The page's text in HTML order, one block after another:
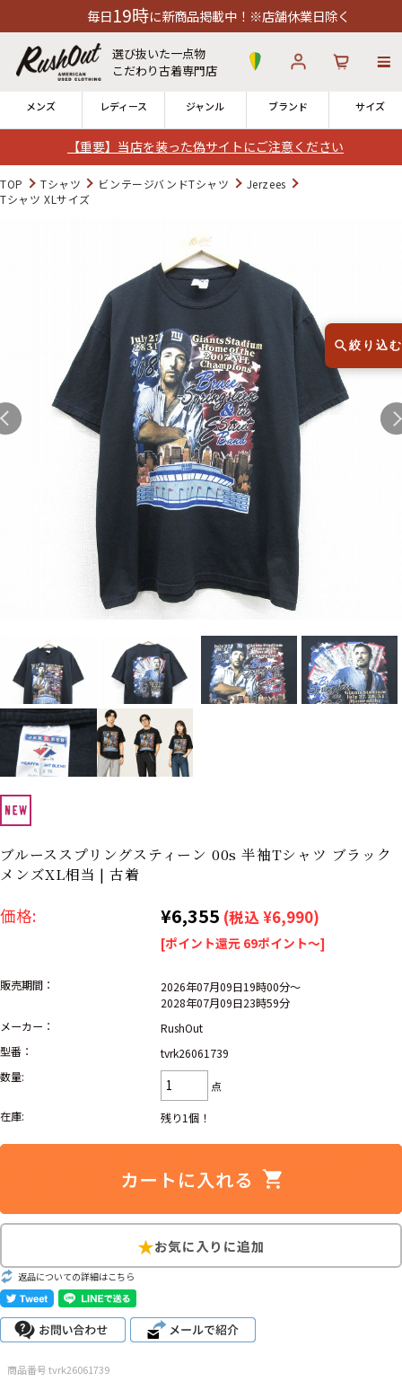
【重要】当店を装った偽サイトにご注意ください
に新商品掲載中！※店舗休業日除く
選び抜いた一点物
こだわり古着専門店
メンズ レディース ジャンル ブランド サイズ
ログイン
発送について 12時までのご注文で当日出荷！
※対応不可：日祝、長期休暇、セール
Search by Hotword今週のHOTワード（7/29〜8/4）
Tシャツ USA製 2 映画 3 ミリタリー
大きいサイズ
Search by Brand ブランドから探す
ス
チャンピオン
パタゴニア
カーハート
アディダス
ア行 カ行 サ行
タ行
スウェット
半袖シャツ
レディース
Search by Particularこだわりから探す
Search by Sizeサイズから探す（メンズ）
ジャケット XS S M
TOP Tシャツ ビンテージバンドTシャツ
Jerzees
Tシャツ XLサイズ
ブルーススプリングスティーン 00s 半袖Tシャツ ブラック
メンズXL相当 | 古着
価格: ¥6,355 (税込 ¥6,990)
[ポイント還元 69ポイント～]
販売期間：
2026年07月09日19時00分～
2028年07月09日23時59分
メーカー：
RushOut
型番：
tvrk26061739
数量:
点
在庫:
残り1個！
返品についての詳細はこちら
商品番号 tvrk26061739
絞り込む